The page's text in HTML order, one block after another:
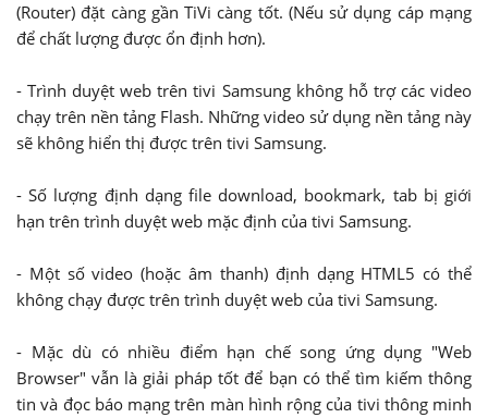
(Router) đặt càng gần TiVi càng tốt. (Nếu sử dụng cáp mạng
để chất lượng được ổn định hơn).
- Trình duyệt web trên tivi Samsung không hỗ trợ các video
chạy trên nền tảng Flash. Những video sử dụng nền tảng này
sẽ không hiển thị được trên tivi Samsung.
- Số lượng định dạng file download, bookmark, tab bị giới
hạn trên trình duyệt web mặc định của tivi Samsung.
- Một số video (hoặc âm thanh) định dạng HTML5 có thể
không chạy được trên trình duyệt web của tivi Samsung.
- Mặc dù có nhiều điểm hạn chế song ứng dụng "Web
Browser" vẫn là giải pháp tốt để bạn có thể tìm kiếm thông
tin và đọc báo mạng trên màn hình rộng của tivi thông minh